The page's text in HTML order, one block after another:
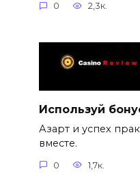
0 2,3к.
Используй
Азарт и успех
вместе.
0 1,7к.